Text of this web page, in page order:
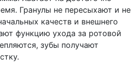
Гранулы не пересыхают и не
качеств и внешнего
функцию ухода за ротовой
зубы получают